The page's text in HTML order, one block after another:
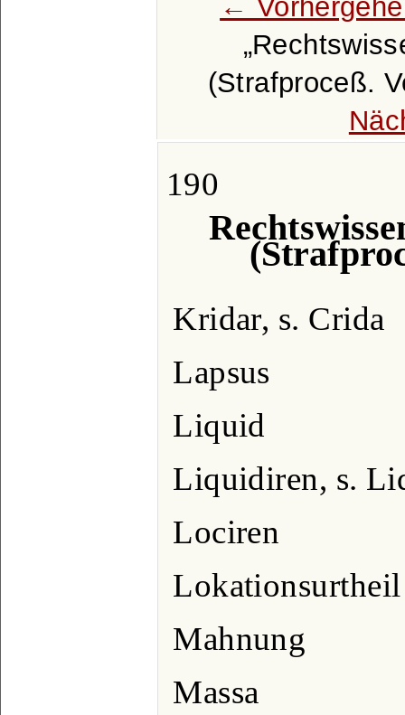
←
(Strafproceß.
190
Kridar, s. Crida
Lapsus
Liquid
Liquidiren, s.
Lociren
Lokationsurtheil
Mahnung
Massa